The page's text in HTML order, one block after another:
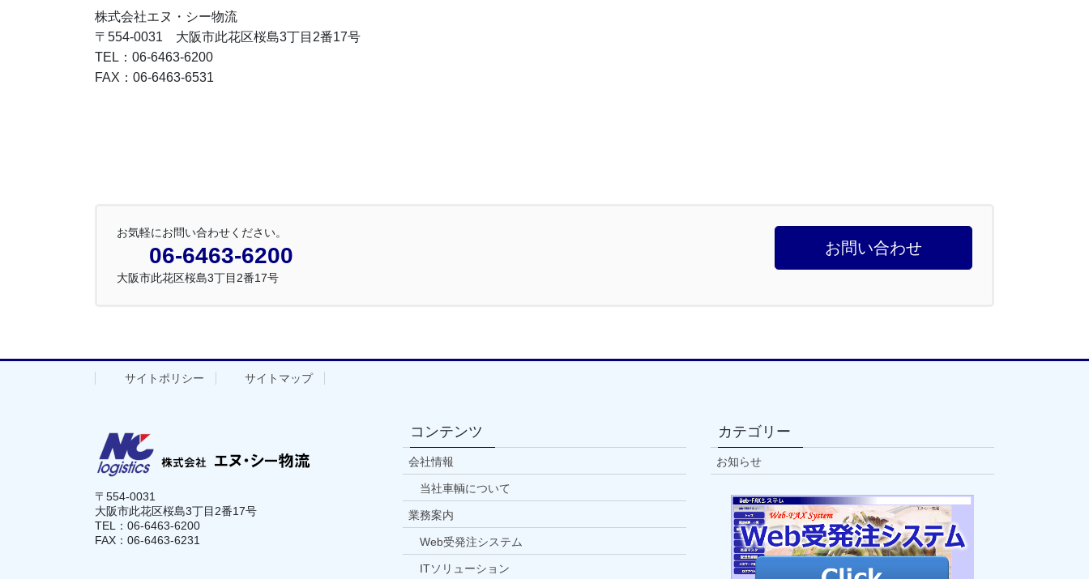
株式会社エヌ・シー物流
〒554-0031 大阪市此花区桜島3丁目2番17号
TEL：06-6463-6200
FAX：06-6463-6531
お気軽にお問い合わせください。
06-6463-6200
大阪市此花区桜島3丁目2番17号
お問い合わせ
サイトポリシー サイトマップ
〒554-0031
大阪市此花区桜島3丁目2番17号
TEL：06-6463-6200
FAX：06-6463-6231
コンテンツ
会社情報
当社車輌について
業務案内
Web受発注システム
ITソリューション
カテゴリー
お知らせ